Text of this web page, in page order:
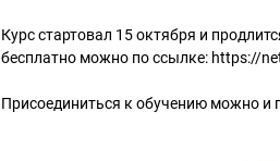
Курс стартовал 15 октября и
бесплатно можно по ссылке: https://
Присоединиться к обучению можно и